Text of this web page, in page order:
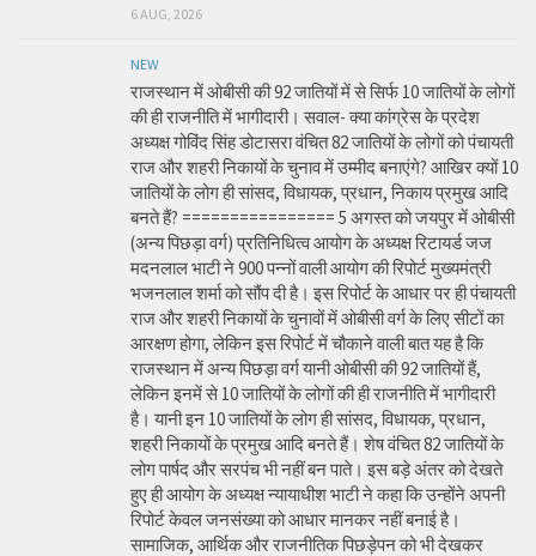
6 AUG, 2026
NEW
राजस्थान में ओबीसी की 92 जातियों में से सिर्फ 10 जातियों के लोगों
की ही राजनीति में भागीदारी। सवाल- क्या कांग्रेस के प्रदेश
अध्यक्ष गोविंद सिंह डोटासरा वंचित 82 जातियों के लोगों को पंचायती
राज और शहरी निकायों के चुनाव में उम्मीद बनाएंगे? आखिर क्यों 10
जातियों के लोग ही सांसद, विधायक, प्रधान, निकाय प्रमुख आदि
बनते हैं? ================ 5 अगस्त को जयपुर में ओबीसी
(अन्य पिछड़ा वर्ग) प्रतिनिधित्व आयोग के अध्यक्ष रिटायर्ड जज
मदनलाल भाटी ने 900 पन्नों वाली आयोग की रिपोर्ट मुख्यमंत्री
भजनलाल शर्मा को सौंप दी है। इस रिपोर्ट के आधार पर ही पंचायती
राज और शहरी निकायों के चुनावों में ओबीसी वर्ग के लिए सीटों का
आरक्षण होगा, लेकिन इस रिपोर्ट में चौकाने वाली बात यह है कि
राजस्थान में अन्य पिछड़ा वर्ग यानी ओबीसी की 92 जातियों हैं,
लेकिन इनमें से 10 जातियों के लोगों की ही राजनीति में भागीदारी
है। यानी इन 10 जातियों के लोग ही सांसद, विधायक, प्रधान,
शहरी निकायों के प्रमुख आदि बनते हैं। शेष वंचित 82 जातियों के
लोग पार्षद और सरपंच भी नहीं बन पाते। इस बड़े अंतर को देखते
हुए ही आयोग के अध्यक्ष न्यायाधीश भाटी ने कहा कि उन्होंने अपनी
रिपोर्ट केवल जनसंख्या को आधार मानकर नहीं बनाई है।
सामाजिक, आर्थिक और राजनीतिक पिछड़ेपन को भी देखकर